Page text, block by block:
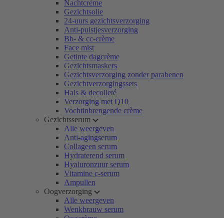
Nachtcrème
Gezichtsolie
24-uurs gezichtsverzorging
Anti-puistjesverzorging
Bb- & cc-crème
Face mist
Getinte dagcrème
Gezichtsmaskers
Gezichtsverzorging zonder parabenen
Gezichtverzorgingssets
Hals & decolleté
Verzorging met Q10
Vochtinbrengende crème
Gezichtsserum
Alle weergeven
Anti-agingserum
Collageen serum
Hydraterend serum
Hyaluronzuur serum
Vitamine c-serum
Ampullen
Oogverzorging
Alle weergeven
Wenkbrauw serum